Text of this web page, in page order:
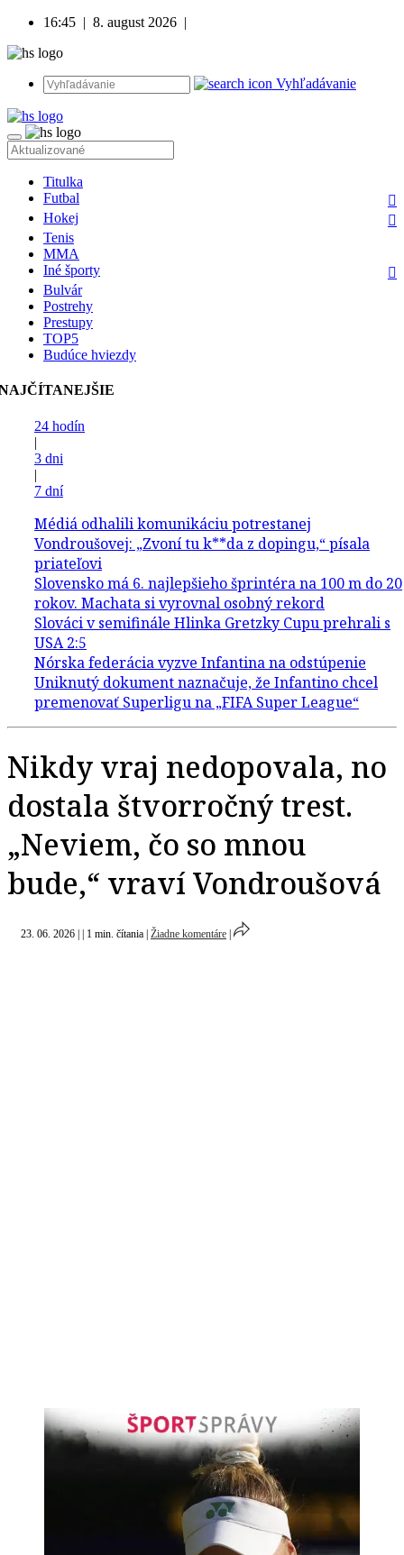
16:45 | 8. august 2026 |
Vyhľadávanie
Titulka
Futbal
Hokej
Tenis
MMA
Iné športy
Bulvár
Postrehy
Prestupy
TOP5
Budúce hviezdy
24 hodín
|
3 dni
|
7 dní
Nikdy vraj nedopovala, no
dostala štvorročný trest.
„Neviem, čo so mnou
bude,“ vraví Vondroušová
23. 06. 2026 1 min. čítania Žiadne komentáre